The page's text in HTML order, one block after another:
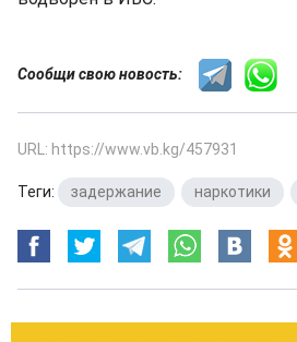
Сообщи свою новость:
URL: https://www.vb.kg/457931
Теги: задержание наркотики